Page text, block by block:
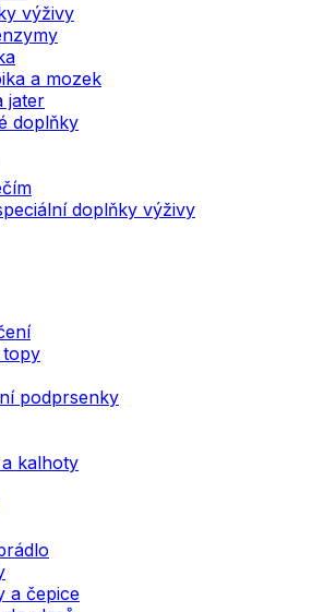
výživy
a mozek
jater
doplňky
doplňky výživy
topy
podprsenky
kalhoty
a čepice